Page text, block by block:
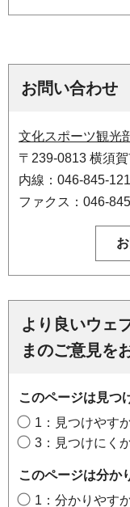
お問い合わせ
文化スポーツ観光
〒239-0813 横須
内線：046-845-
ファクス：046-
より良いウェ
まのご意見を
このページは見つ
1：見つけやす
3：見つけにく
このページは分か
1：分かりやす